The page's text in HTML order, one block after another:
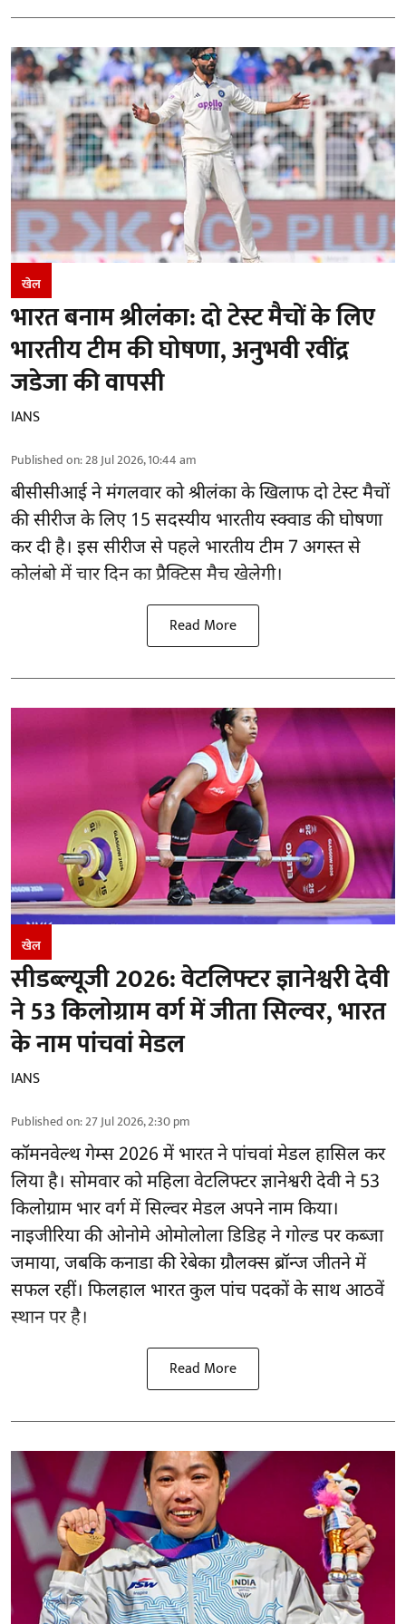
खेल
भारत बनाम श्रीलंका: दो टेस्ट मैचों के लिए
भारतीय टीम की घोषणा, अनुभवी रवींद्र
जडेजा की वापसी
IANS
Published on:28 Jul 2026, 10:44 am
बीसीसीआईने मंगलवार को श्रीलंका के खिलाफ दो टेस्ट मैचों
की सीरीज के लिए 15 सदस्यीय भारतीय स्क्वाड की घोषणा
कर दी है। इस सीरीज से पहले भारतीय टीम 7 अगस्त से
कोलंबो में चार दिन का प्रैक्टिस मैच खेलेगी।
Read More
खेल
सीडब्ल्यूजी 2026: वेटलिफ्टर ज्ञानेश्वरी देवी
ने 53 किलोग्राम वर्ग में जीता सिल्वर, भारत
के नाम पांचवां मेडल
IANS
Published on:27 Jul 2026, 2:30 pm
कॉमनवेल्थ गेम्स 2026 में भारत ने पांचवां मेडल हासिल कर
लिया है। सोमवार को महिला वेटलिफ्टर ज्ञानेश्वरी देवी ने 53
किलोग्राम भार वर्ग में सिल्वर मेडल अपने नाम किया।
नाइजीरिया की ओनोमे ओमोलोला डिडिह ने गोल्ड पर कब्जा
जमाया, जबकि कनाडा की रेबेका ग्रौलक्स ब्रॉन्ज जीतने में
सफल रहीं। फिलहाल भारत कुल पांच पदकों के साथ आठवें
स्थान पर है।
Read More